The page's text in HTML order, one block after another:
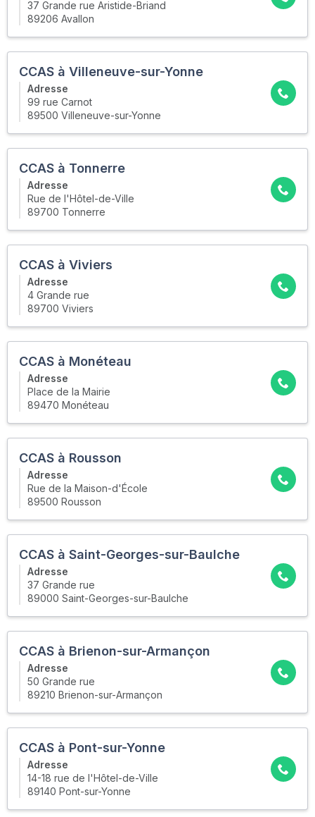
37 Grande rue Aristide-Briand
89206 Avallon
CCAS à Villeneuve-sur-Yonne
Adresse
99 rue Carnot
89500 Villeneuve-sur-Yonne
CCAS à Tonnerre
Adresse
Rue de l'Hôtel-de-Ville
89700 Tonnerre
CCAS à Viviers
Adresse
4 Grande rue
89700 Viviers
CCAS à Monéteau
Adresse
Place de la Mairie
89470 Monéteau
CCAS à Rousson
Adresse
Rue de la Maison-d'École
89500 Rousson
CCAS à Saint-Georges-sur-Baulche
Adresse
37 Grande rue
89000 Saint-Georges-sur-Baulche
CCAS à Brienon-sur-Armançon
Adresse
50 Grande rue
89210 Brienon-sur-Armançon
CCAS à Pont-sur-Yonne
Adresse
14-18 rue de l'Hôtel-de-Ville
89140 Pont-sur-Yonne